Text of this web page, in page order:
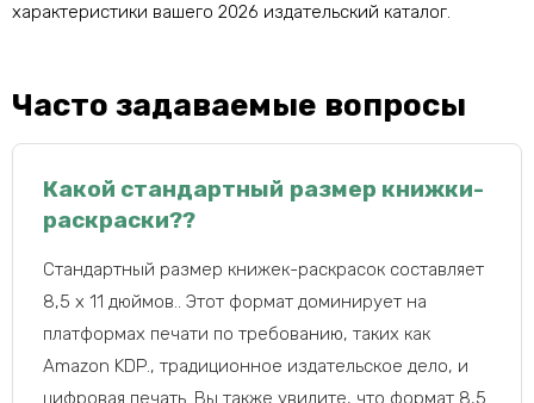
характеристики вашего 2026 издательский каталог.
Часто задаваемые вопросы
Какой стандартный размер книжки-
раскраски??
Стандартный размер книжек-раскрасок составляет
8,5 x 11 дюймов.. Этот формат доминирует на
платформах печати по требованию, таких как
Amazon KDP., традиционное издательское дело, и